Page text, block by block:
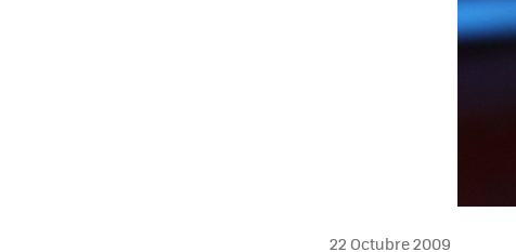
22 Octubre 2009